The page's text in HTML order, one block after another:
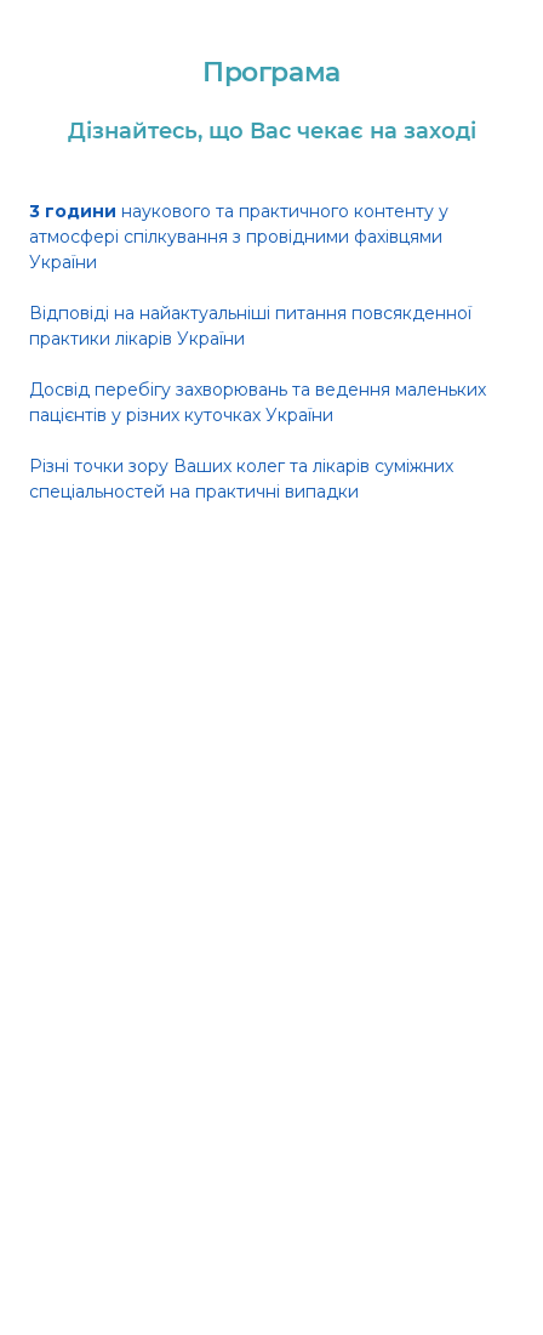
Програма
Дізнайтесь, що Вас чекає на заході
3 години наукового та практичного контенту у
атмосфері спілкування з провідними фахівцями
України
Відповіді на найактуальніші питання повсякденної
практики лікарів України
Досвід перебігу захворювань та ведення маленьких
пацієнтів у різних куточках України
Різні точки зору Ваших колег та лікарів суміжних
спеціальностей на практичні випадки